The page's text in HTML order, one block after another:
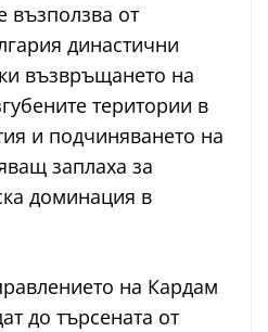
възползва от
династични
възвръщането на
територии в
и подчиняването на
заплаха за
доминация в
на Кардам
до търсената от